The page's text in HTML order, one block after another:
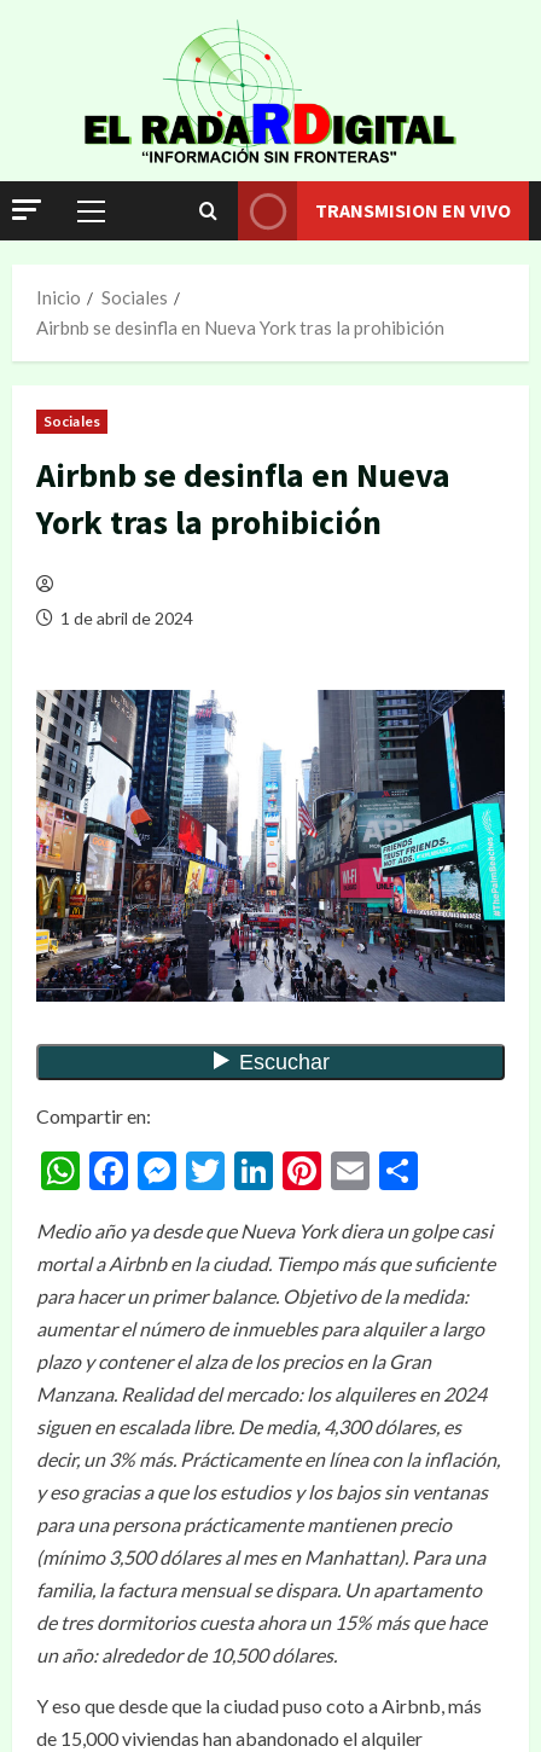
TRANSMISION EN VIVO
Inicio
Sociales
Airbnb se desinfla en Nueva York tras la prohibición
Sociales
Airbnb se desinfla en Nueva
York tras la prohibición
1 de abril de 2024
Compartir en:
WhatsApp
Facebook
Messenger
Twitter
LinkedIn
Pinterest
Email
Medio año ya desde que Nueva York diera un golpe casi
mortal a Airbnb en la ciudad. Tiempo más que suficiente
para hacer un primer balance. Objetivo de la medida:
aumentar el número de inmuebles para alquiler a largo
plazo y contener el alza de los precios en la Gran
Manzana. Realidad del mercado: los alquileres en 2024
siguen en escalada libre. De media, 4,300 dólares, es
decir, un 3% más. Prácticamente en línea con la inflación,
y eso gracias a que los estudios y los bajos sin ventanas
para una persona prácticamente mantienen precio
(mínimo 3,500 dólares al mes en Manhattan). Para una
familia, la factura mensual se dispara. Un apartamento
de tres dormitorios cuesta ahora un 15% más que hace
un año: alrededor de 10,500 dólares.
Y eso que desde que la ciudad puso coto a Airbnb, más
de 15,000 viviendas han abandonado el alquiler